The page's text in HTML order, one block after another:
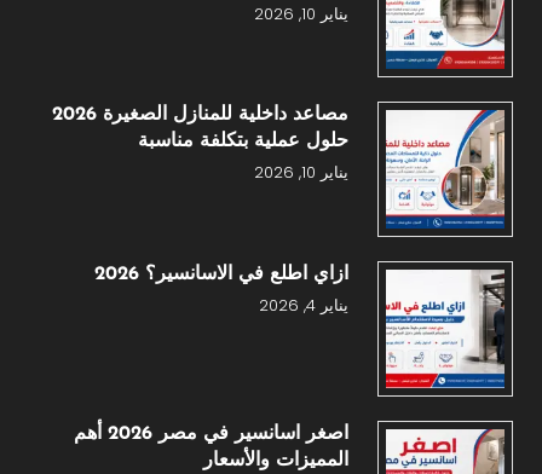
يناير 10, 2026
مصاعد داخلية للمنازل الصغيرة 2026
حلول عملية بتكلفة مناسبة
يناير 10, 2026
ازاي اطلع في الاسانسير؟ 2026
يناير 4, 2026
اصغر اسانسير في مصر 2026 أهم
المميزات والأسعار